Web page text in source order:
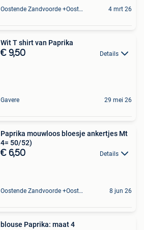
Oostende Zandvoorde +Oostende 4 mrt 26
Wit T shirt van Paprika
€ 9,50 Details
Gavere 29 mei 26
Paprika mouwloos bloesje ankertjes Mt
4= 50/52)
€ 6,50 Details
Oostende Zandvoorde +Oostende 8 jun 26
blouse Paprika: maat 4